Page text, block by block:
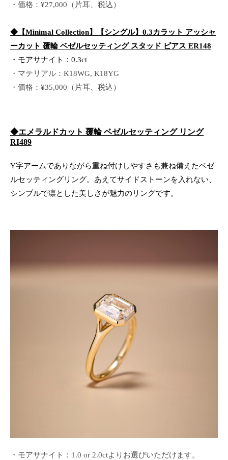
・価格：¥27,000（片耳、税込）
◆【Minimal Collection】【シングル】0.3カラット アッシャ
ーカット 覆輪 ベゼルセッティング スタッド ピアス ER148
・モアサナイト：0.3ct
・マテリアル：K18WG, K18YG
・価格：¥35,000（片耳、税込）
◆エメラルドカット 覆輪 ベゼルセッティング リング
RI489
Y字アームでありながら重ね付けしやすさも兼ね備えたベゼ
ルセッティングリング。あえてサイドストーンを入れない、
シンプルで凛とした美しさが魅力のリングです。
・モアサナイト：1.0 or 2.0ctよりお選びいただけます。